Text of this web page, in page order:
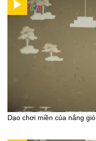
Dạo chơi miền của nắng gió